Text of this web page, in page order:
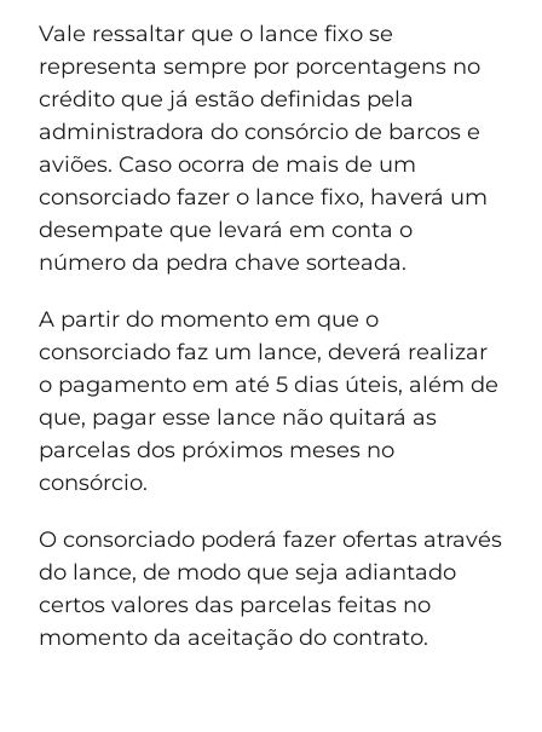
Vale ressaltar que o lance fixo se
representa sempre por porcentagens no
crédito que já estão definidas pela
administradora do consórcio de barcos e
aviões. Caso ocorra de mais de um
consorciado fazer o lance fixo, haverá um
desempate que levará em conta o
número da pedra chave sorteada.
A partir do momento em que o
consorciado faz um lance, deverá realizar
o pagamento em até 5 dias úteis, além de
que, pagar esse lance não quitará as
parcelas dos próximos meses no
consórcio.
O consorciado poderá fazer ofertas através
do lance, de modo que seja adiantado
certos valores das parcelas feitas no
momento da aceitação do contrato.